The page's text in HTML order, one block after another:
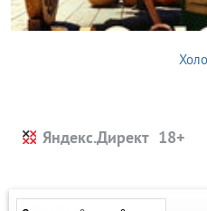
Яндекс.Директ